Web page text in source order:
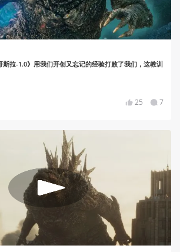
拉-1.0》用我们开创又忘记的经验打败了我们，这教训
25 7